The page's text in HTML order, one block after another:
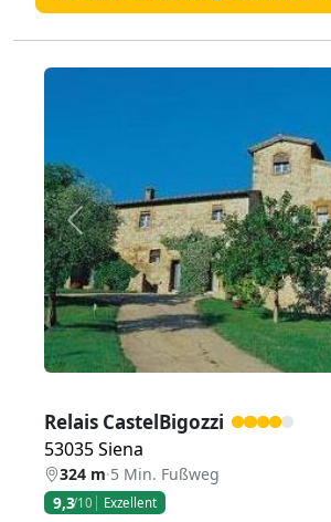
Zurück
Relais CastelBigozzi
53035 Siena
324 m·5 Min. Fußweg
9,3/10 Exzellent